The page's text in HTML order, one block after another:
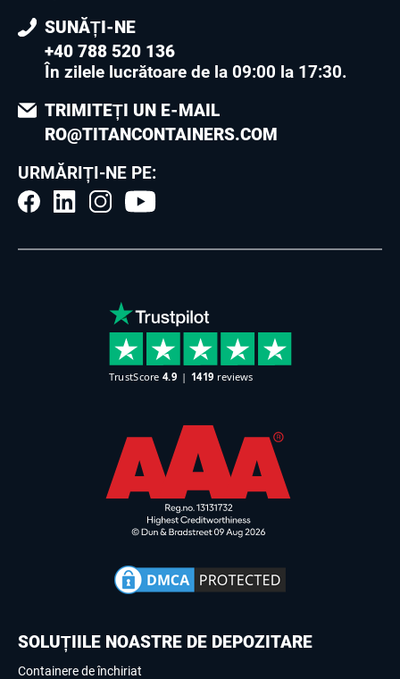
SUNĂȚI-NE
+40 788 520 136
În zilele lucrătoare de la 09:00 la 17:30.
TRIMITEȚI UN E-MAIL
RO@TITANCONTAINERS.COM
URMĂRIȚI-NE PE:
SOLUȚIILE NOASTRE DE DEPOZITARE
Containere de închiriat